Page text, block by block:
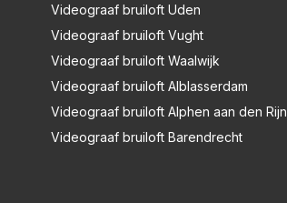
Videograaf bruiloft Uden
Videograaf bruiloft Vught
Videograaf bruiloft Waalwijk
Videograaf bruiloft Alblasserdam
Videograaf bruiloft Alphen aan den Rijn
Videograaf bruiloft Barendrecht